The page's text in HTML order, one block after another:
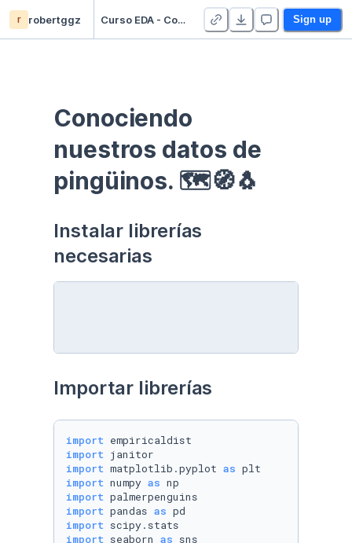
r robertggz Curso EDA - Communication - Duplicate Sign up
Conociendo
nuestros datos de
pingüinos. 🗺🧭🐧
Instalar librerías
necesarias
Importar librerías
import
import
import matplotlib.pyplot as
import numpy as
import
import pandas as
import
import seaborn as